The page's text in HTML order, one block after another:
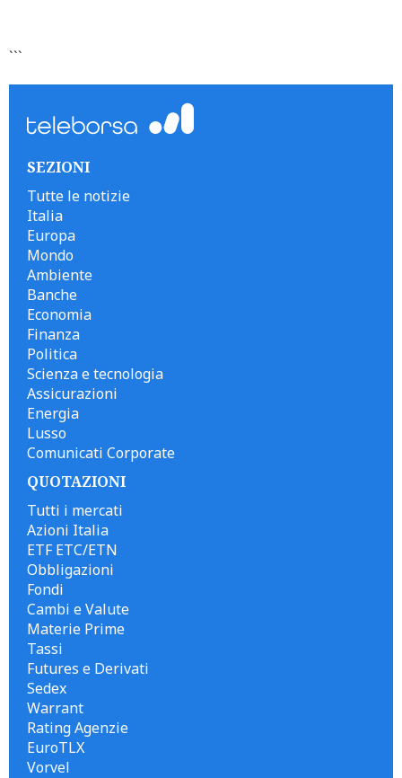
```
SEZIONI
Tutte le notizie
Italia
Europa
Mondo
Ambiente
Banche
Economia
Finanza
Politica
Scienza e tecnologia
Assicurazioni
Energia
Lusso
Comunicati Corporate
QUOTAZIONI
Tutti i mercati
Azioni Italia
ETF ETC/ETN
Obbligazioni
Fondi
Cambi e Valute
Materie Prime
Tassi
Futures e Derivati
Sedex
Warrant
Rating Agenzie
EuroTLX
Vorvel